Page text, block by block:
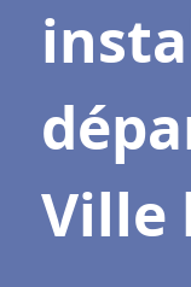
Ville